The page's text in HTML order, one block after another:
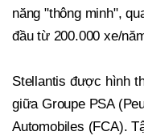
năng "thông minh",
đầu từ 200.000 xe/
Stellantis được hình
giữa Groupe PSA
Automobiles (FCA).